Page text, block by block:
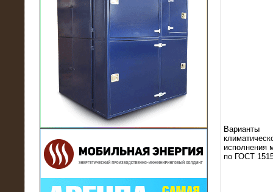
21.03.2017
Комплектная трансформаторная
подстанция 6 МВА (морское
исполнение, IP56)
Варианты
исполнения
по ГОСТ